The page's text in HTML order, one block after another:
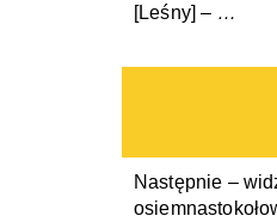
[Leśny] – …
Następnie –